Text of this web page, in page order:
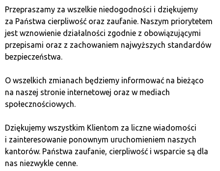
spotkaniach
Wyrażam zgodę na przetwarzanie moich danych przez Quark
Lab Sp. z o.o. oraz spółki powiązane w celach marketingowych.
ZAPISZ SIĘ
Przepraszamy za wszelkie niedogodności i dziękujemy
za Państwa cierpliwość oraz zaufanie. Naszym priorytetem
jest wznowienie działalności zgodnie z obowiązującymi
przepisami oraz z zachowaniem najwyższych standardów
bezpieczeństwa.
O wszelkich zmianach będziemy informować na bieżąco
na naszej stronie internetowej oraz w mediach
społecznościowych.
Dziękujemy wszystkim Klientom za liczne wiadomości
i zainteresowanie ponownym uruchomieniem naszych
kantorów. Państwa zaufanie, cierpliwość i wsparcie są dla
nas niezwykle cenne.